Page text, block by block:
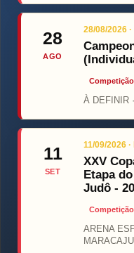
28
AGO
28/08/2026
À DEFINIR
11
SET
11/09/2026
XXV
Etapa
Judô -
Competição
ARENA
MARACAJU